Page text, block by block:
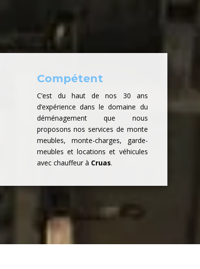
Compétent
C’est du haut de nos 30 ans
d’expérience dans le domaine du
déménagement que nous
proposons nos services de monte
meubles, monte-charges, garde-
meubles et locations et véhicules
avec chauffeur à Cruas.